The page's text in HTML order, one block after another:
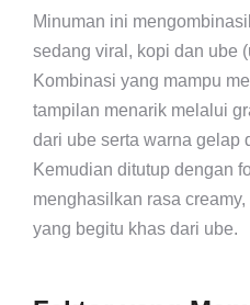
Minuman ini
sedang viral, kopi dan ube
Kombinasi yang mampu
tampilan menarik melalui
dari ube serta warna gelap
Kemudian ditutup dengan
menghasilkan rasa
yang begitu khas dari ube.